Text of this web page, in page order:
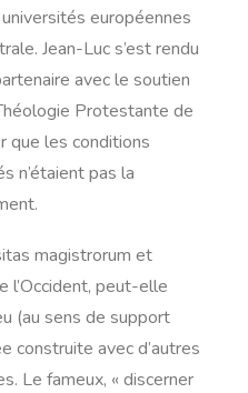
européennes
Jean-Luc s’est rendu
avec le soutien
Protestante de
que les conditions
n’étaient pas la
magistrorum et
l’Occident, peut-elle
(au sens de support
construite avec d’autres
Le fameux, « discerner